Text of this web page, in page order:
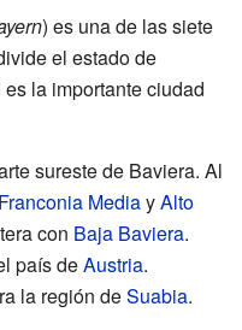
) es una de las siete
el estado de
la importante ciudad
sureste de Baviera. Al
Franconia MediayAlto
con Baja Baviera.
país deAustria.
la región deSuabia.